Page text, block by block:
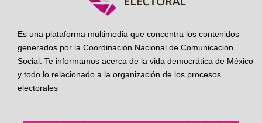
Es una plataforma multimedia que concentra los contenidos
generados por la Coordinación Nacional de Comunicación
Social. Te informamos acerca de la vida democrática de México
y todo lo relacionado a la organización de los procesos
electorales